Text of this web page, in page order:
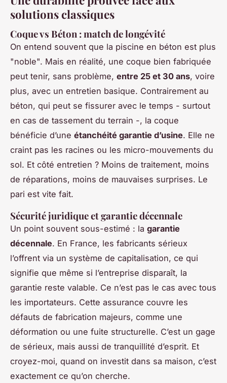
solutions classiques
Coque vs Béton : match de longévité
On entend souvent que la piscine en béton est plus
"noble". Mais en réalité, une coque bien fabriquée
peut tenir, sans problème, entre 25 et 30 ans, voire
plus, avec un entretien basique. Contrairement au
béton, qui peut se fissurer avec le temps - surtout
en cas de tassement du terrain -, la coque
bénéficie d’une étanchéité garantie d’usine. Elle ne
craint pas les racines ou les micro-mouvements du
sol. Et côté entretien ? Moins de traitement, moins
de réparations, moins de mauvaises surprises. Le
pari est vite fait.
Sécurité juridique et garantie décennale
Un point souvent sous-estimé : la garantie
décennale. En France, les fabricants sérieux
l’offrent via un système de capitalisation, ce qui
signifie que même si l’entreprise disparaît, la
garantie reste valable. Ce n’est pas le cas avec tous
les importateurs. Cette assurance couvre les
défauts de fabrication majeurs, comme une
déformation ou une fuite structurelle. C’est un gage
de sérieux, mais aussi de tranquillité d’esprit. Et
croyez-moi, quand on investit dans sa maison, c’est
exactement ce qu’on cherche.